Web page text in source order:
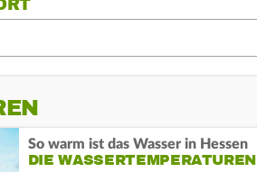
So warm ist das Wasser in Hessen
DIE WASSERTEMPERATUREN